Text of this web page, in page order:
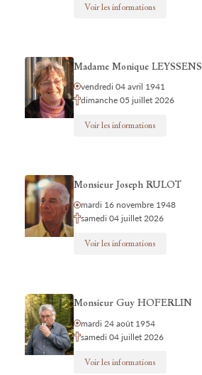
Voir les informations
Madame Monique LEYSSENS
vendredi 04 avril 1941
dimanche 05 juillet 2026
Voir les informations
Monsieur Joseph RULOT
mardi 16 novembre 1948
samedi 04 juillet 2026
Voir les informations
Monsieur Guy HOFERLIN
mardi 24 août 1954
samedi 04 juillet 2026
Voir les informations